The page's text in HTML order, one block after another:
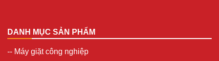
DANH MỤC SẢN PHẨM
-- Máy giặt công nghiệp